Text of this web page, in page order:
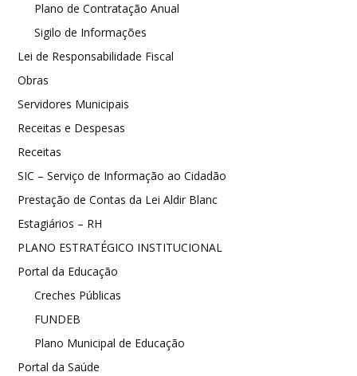
Plano de Contratação Anual
Sigilo de Informações
Lei de Responsabilidade Fiscal
Obras
Servidores Municipais
Receitas e Despesas
Receitas
SIC – Serviço de Informação ao Cidadão
Prestação de Contas da Lei Aldir Blanc
Estagiários – RH
PLANO ESTRATÉGICO INSTITUCIONAL
Portal da Educação
Creches Públicas
FUNDEB
Plano Municipal de Educação
Portal da Saúde